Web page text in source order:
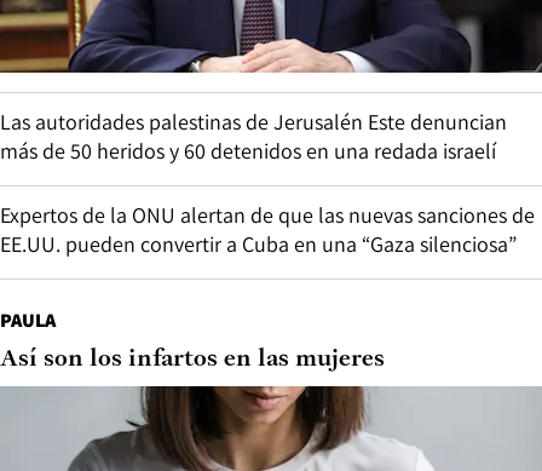
Las autoridades palestinas de Jerusalén Este denuncian
más de 50 heridos y 60 detenidos en una redada israelí
Expertos de la ONU alertan de que las nuevas sanciones de
EE.UU. pueden convertir a Cuba en una “Gaza silenciosa”
PAULA
Así son los infartos en las mujeres